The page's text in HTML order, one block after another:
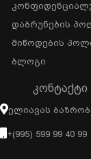
Დაბრუნების
Მიწოდების
Ბლოგი
ᲙᲝᲜᲢᲐᲥᲢᲘ
Ელიავას
+(995) 599 99 40 99